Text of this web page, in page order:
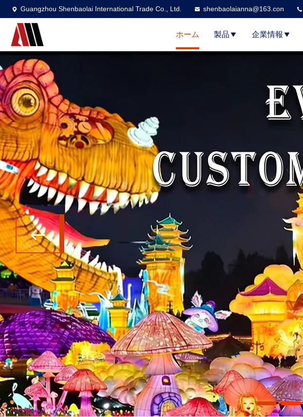
Guangzhou Shenbaolai International Trade Co., Ltd. shenbaolaianna@163.con
ホーム 製品 企業情報